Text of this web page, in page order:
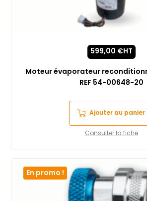
Moteur évaporateur
REF 54-00648-20
599,00 €HT
Ajouter au panier
Consulter la fiche
En promo !